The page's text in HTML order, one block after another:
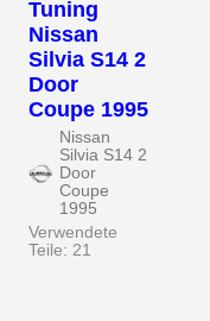
Tuning
Nissan
Silvia S14 2
Door
Coupe 1995
Nissan
Silvia S14 2
Door
Coupe
1995
Verwendete
Teile: 21